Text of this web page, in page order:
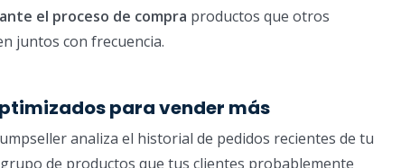
el proceso de compra productos que otros
juntos con frecuencia.
para vender más
analiza el historial de pedidos recientes de tu
de productos que tus clientes probablemente